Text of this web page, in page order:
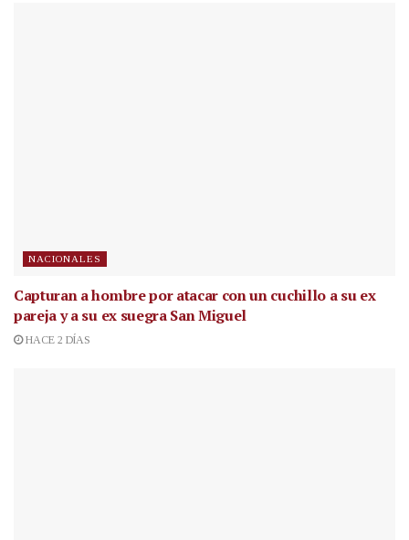
NACIONALES
Capturan a hombre por atacar con un cuchillo a su ex
pareja y a su ex suegra San Miguel
HACE 2 DÍAS